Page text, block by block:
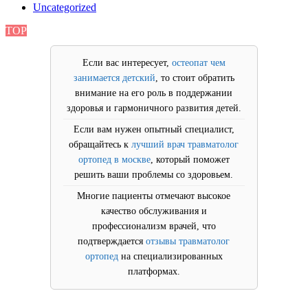
Uncategorized
TOP
Если вас интересует, остеопат чем
занимается детский , то стоит обратить
внимание на его роль в поддержании
здоровья и гармоничного развития детей.
Если вам нужен опытный специалист,
обращайтесь клучший врач травматолог
ортопед в москве, который поможет
решить ваши проблемы со здоровьем.
Многие пациенты отмечают высокое
качество обслуживания и
профессионализм врачей, что
подтверждаетсяотзывы травматолог
ортопедна специализированных
платформах.